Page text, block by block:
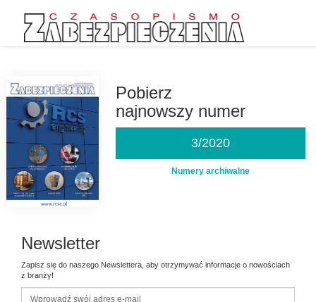
Pobierz
najnowszy numer
3/2020
Numery archiwalne
Newsletter
Zapisz się do naszego Newslettera, aby otrzymywać informacje o nowościach
z branży!